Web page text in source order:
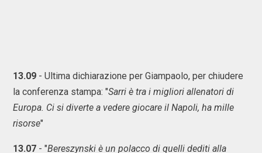
13.09 - Ultima dichiarazione per Giampaolo, per chiudere
la conferenza stampa: "Sarri è tra i migliori allenatori di
Europa. Ci si diverte a vedere giocare il Napoli, ha mille
risorse"
13.07 - "Bereszynski è un polacco di quelli dediti alla